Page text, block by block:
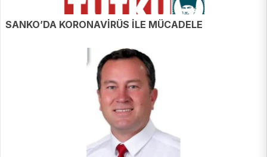
SANKO’DA KORONAVİRÜS İLE MÜCADELE